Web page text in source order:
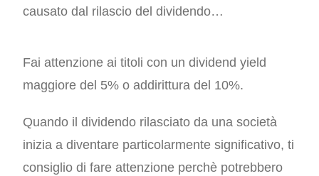
causato dal rilascio del dividendo…
Fai attenzione ai titoli con un dividend yield
maggiore del 5% o addirittura del 10%.
Quando il dividendo rilasciato da una società
inizia a diventare particolarmente significativo, ti
consiglio di fare attenzione perchè potrebbero